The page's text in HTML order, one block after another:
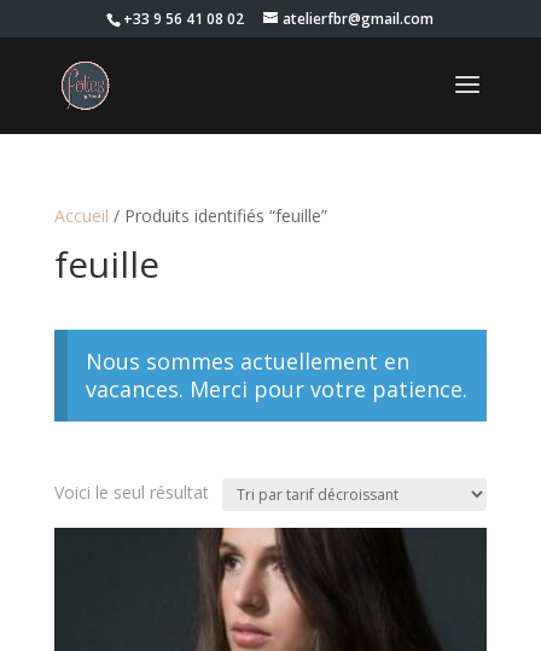
+33 9 56 41 08 02 atelierfbr@gmail.com
Accueil / Produits identifiés “feuille”
feuille
Nous sommes actuellement en
vacances. Merci pour votre patience.
Voici le seul résultat